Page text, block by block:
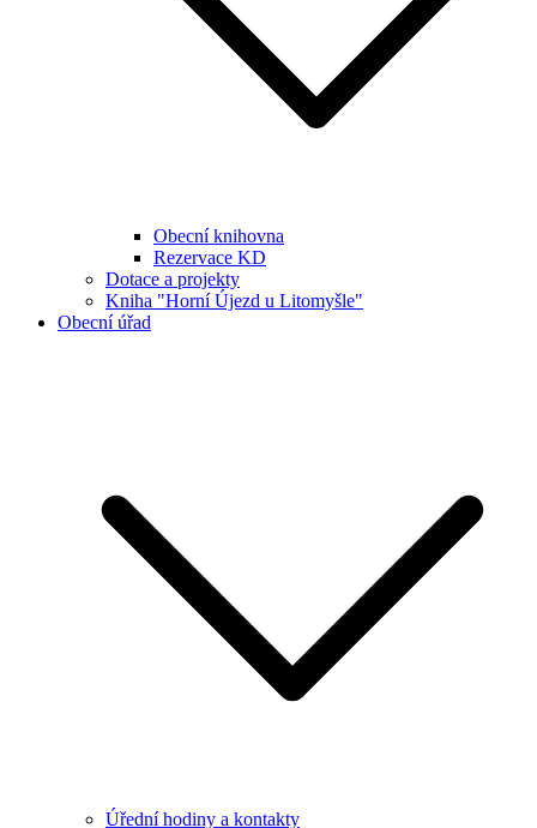
Obecní knihovna
Rezervace KD
Dotace a projekty
Kniha "Horní Újezd u Litomyšle"
Obecní úřad
Úřední hodiny a kontakty